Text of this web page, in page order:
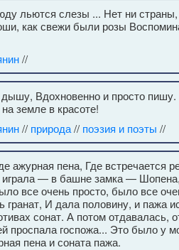
льются слезы ... Нет ни страны,
как свежи были розы
//
Вдохновенно и просто
земле в красоте!
// природа// поэзия и поэты //
ажурная пена, Где встречается
играла — в башне замка —
все очень просто, было все
гранат, И дала половину, и пажа
сонат. А потом отдавалась,
проспала госпожа... Это было у
пена и соната пажа.